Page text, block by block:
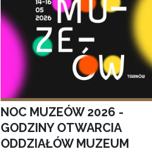
NOC MUZEÓW 2026 -
GODZINY OTWARCIA
ODDZIAŁÓW MUZEUM